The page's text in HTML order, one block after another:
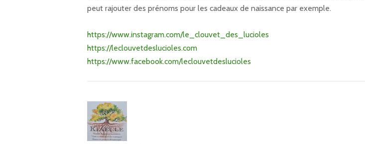
peut rajouter des prénoms pour les cadeaux de naissance par exemple.
https://www.instagram.com/le_clouvet_des_lucioles
https://leclouvetdeslucioles.com
https://www.facebook.com/leclouvetdeslucioles
Post
navigation